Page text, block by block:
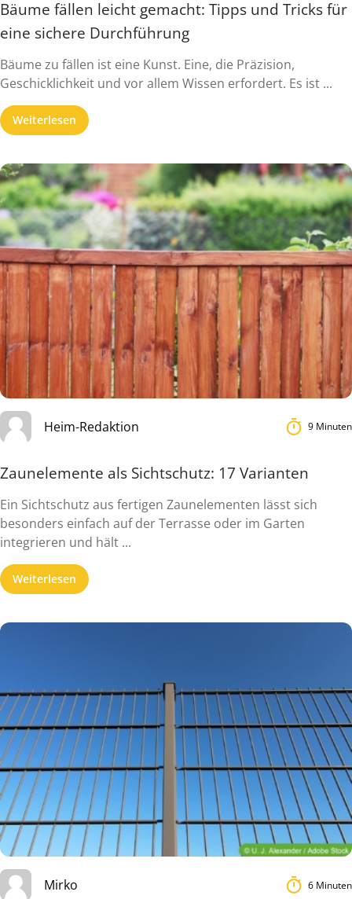
Bäume fällen leicht gemacht: Tipps und Tricks für
eine sichere Durchführung
Bäume zu fällen ist eine Kunst. Eine, die Präzision,
Geschicklichkeit und vor allem Wissen erfordert. Es ist ...
Weiterlesen
Heim-Redaktion 9 Minuten
Zaunelemente als Sichtschutz: 17 Varianten
Ein Sichtschutz aus fertigen Zaunelementen lässt sich
besonders einfach auf der Terrasse oder im Garten
integrieren und hält ...
Weiterlesen
Mirko 6 Minuten